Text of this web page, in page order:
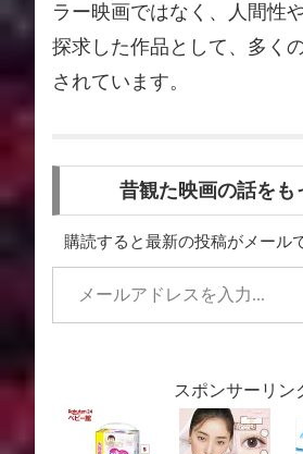
ラー映画ではなく、人間性
探求した作品として、多く
されています。
昔観た映画の話をも
購読すると最新の投稿がメール
スポンサーリン